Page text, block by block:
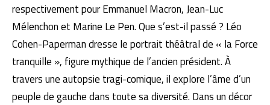
respectivement pour Emmanuel Macron, Jean-Luc
Mélenchon et Marine Le Pen. Que s’est-il passé ? Léo
Cohen-Paperman dresse le portrait théâtral de « la Force
tranquille », figure mythique de l’ancien président. À
travers une autopsie tragi-comique, il explore l’âme d’un
peuple de gauche dans toute sa diversité. Dans un décor